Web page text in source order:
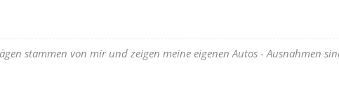
stammen von mir und zeigen meine eigenen Autos - Ausnahmen